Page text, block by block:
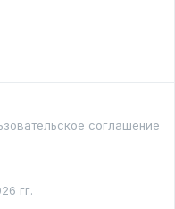
соглашение
гг.